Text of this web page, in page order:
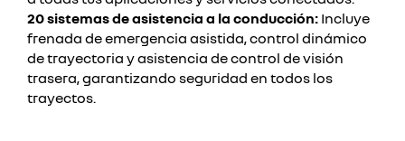
20 sistemas de asistencia a la conducción: Incluye
frenada de emergencia asistida, control dinámico
de trayectoria y asistencia de control de visión
trasera, garantizando seguridad en todos los
trayectos.